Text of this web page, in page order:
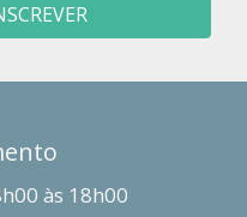
às 18h00